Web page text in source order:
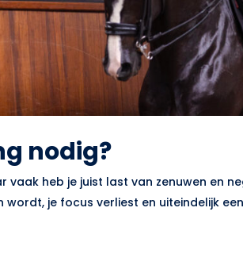
nodig?
heb je juist last van zenuwen en
je focus verliest en uiteindelijk